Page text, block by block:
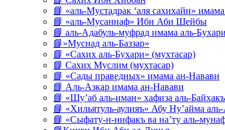
📘 «аль-Мустадрак ‘аля сахихайн»
📘 «аль-Мусаннаф» Ибн Аби Шейбы
📘 аль-Адабуль-муфрад имама аль-Бухари
📘»Муснад аль-Баззар»
📘 «Сахих аль-Бухари» (мухтасар)
📘 Сахих Муслим (мухтасар)
📘 «Сады праведных» имама ан-Навави
📘 Аль-Азкар имама ан-Навави
📘 «Шу’аб аль-иман» хафиза аль-
📘 «Хильятуль-аулияъ» Абу Ну’айма
📘 «Сыфату-н-нифакъ ва на’ту аль-